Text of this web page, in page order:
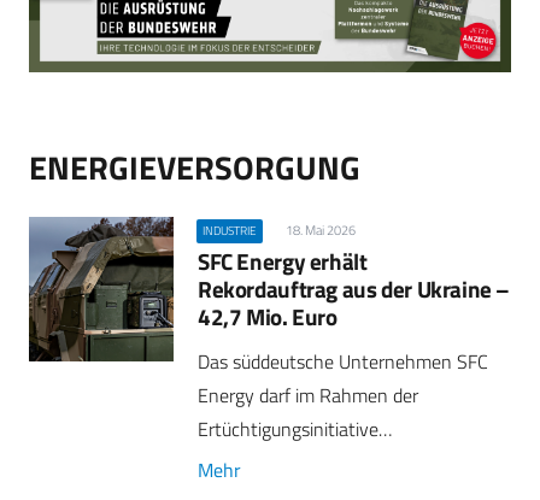
ENERGIEVERSORGUNG
INDUSTRIE 18. Mai 2026
SFC Energy erhält
Rekordauftrag aus der Ukraine –
42,7 Mio. Euro
Das süddeutsche Unternehmen SFC
Energy darf im Rahmen der
Ertüchtigungsinitiative…
Mehr